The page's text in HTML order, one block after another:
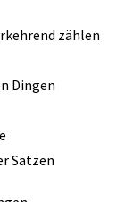
zählen
Dingen
Sätzen